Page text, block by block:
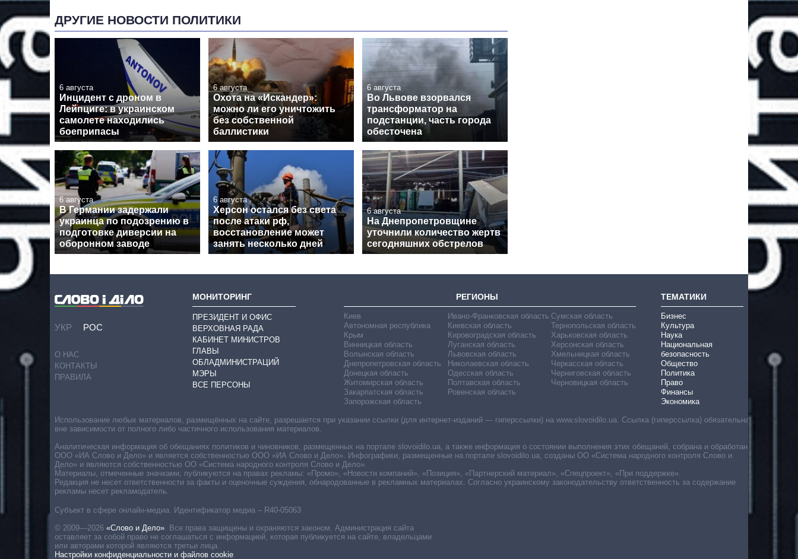
ДРУГИЕ НОВОСТИ ПОЛИТИКИ
6 августа
Инцидент с дроном в
Лейпциге: в украинском
самолете находились
боеприпасы
6 августа
Охота на «Искандер»:
можно ли его уничтожить
без собственной
баллистики
6 августа
Во Львове взорвался
трансформатор на
подстанции, часть города
обесточена
6 августа
В Германии задержали
украинца по подозрению в
подготовке диверсии на
оборонном заводе
6 августа
Херсон остался без света
после атаки рф,
восстановление может
занять несколько дней
6 августа
На Днепропетровщине
уточнили количество жертв
сегодняшних обстрелов
УКР РОС
О НАС
КОНТАКТЫ
ПРАВИЛА
МОНИТОРИНГ
ПРЕЗИДЕНТ И ОФИС
ВЕРХОВНАЯ РАДА
КАБИНЕТ МИНИСТРОВ
ГЛАВЫ
ОБЛАДМИНИСТРАЦИЙ
МЭРЫ
ВСЕ ПЕРСОНЫ
РЕГИОНЫ
Киев
Автономная республика
Крым
Винницкая область
Волынская область
Днепропетровская область
Донецкая область
Житомирская область
Закарпатская область
Запорожская область
Ивано-Франковская область
Киевская область
Кировоградская область
Луганская область
Львовская область
Николаевская область
Одесская область
Полтавская область
Ровенская область
Сумская область
Тернопольская область
Харьковская область
Херсонская область
Хмельницкая область
Черкасская область
Черниговская область
Черновицкая область
ТЕМАТИКИ
Бизнес
Культура
Наука
Национальная
безопасность
Общество
Политика
Право
Финансы
Экономика
Субъект в сфере онлайн-медиа. Идентификатор медиа – R40-05063
© 2009—2026 «Слово и Дело»
Все права защищены и охраняются законом. Администрация сайта
оставляет за собой право не соглашаться с информацией, которая публикуется на сайте, владельцами
или авторами которой являются третьи лица.
Настройки конфиденциальности и файлов cookie
Использование любых материалов, размещённых на сайте, разрешается при указании ссылки (для интернет-изданий — гиперссылки) на www.slovoidilo.ua. Ссылка (гиперссылка) обязательна
вне зависимости от полного либо частичного использования материалов.
Аналитическая информация об обещаниях политиков и чиновников, размещенных на портале slovoidilo.ua, а также информация о состоянии выполнения этих обещаний, собрана и обработана
ООО «ИА Слово и Дело» и является собственностью ООО «ИА Слово и Дело». Инфографики, размещенные на портале slovoidilo.ua, созданы ОО «Система народного контроля Слово и
Дело» и являются собственностью ОО «Система народного контроля Слово и Дело».
Материалы, отмеченные значками, публикуются на правах рекламы: «Промо», «Новости компаний», «Позиция», «Партнерский материал», «Спецпроект», «При поддержке».
Редакция не несет ответственности за факты и оценочные суждения, обнародованные в рекламных материалах. Согласно украинскому законодательству ответственность за содержание
рекламы несет рекламодатель.